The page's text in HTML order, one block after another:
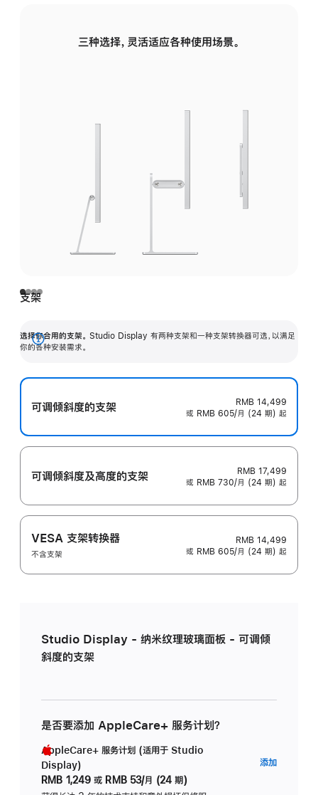
三种选择，灵活适应各种使用场景。
支架
选择你合用的支架。 Studio Display 有两种支架和一种支架转换器可选，以满足
你的各种安装需求。
展
可调倾斜度的支架
RMB 14,499
或 RMB 605/月 (24 期) 起
可调倾斜度及高‍度的支‍架
RMB 17,499
或 RMB 730/月 (24 期) 起
VESA 支架转换器
不含支架
RMB 14,499
或 RMB 605/月 (24 期) 起
Studio Display - 纳米纹理玻璃面板 - 可调倾
斜度的支架
是否要添加 AppleCare+ 服务计划？
AppleCare+ 服务计划 (适用于 Studio
Display)
RMB 1,249 或 RMB 53/月 (24 期)
添加